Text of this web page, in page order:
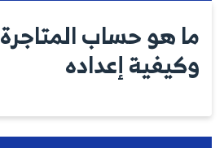
ما هو حساب المتاجرة
وكيفية إعداده